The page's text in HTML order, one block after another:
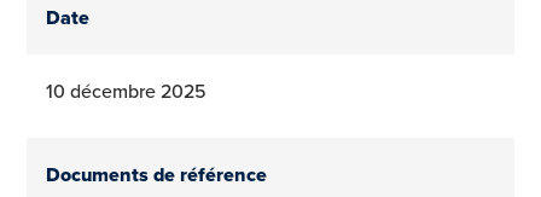
Date
10 décembre 2025
Documents de référence